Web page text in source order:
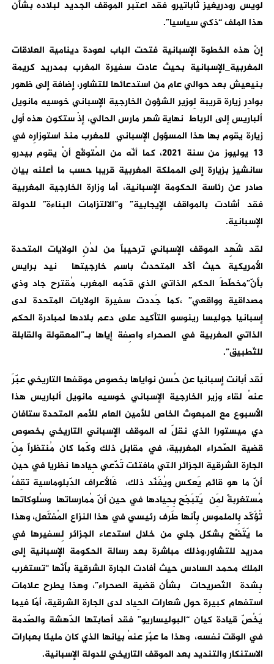
لويس رودريغيز ثاباتيرو فقد اعتَبر الموقف الجديد لبلاده بشأن
هذا الملف “ذكي سياسيا”.
إنّ هذه الخطوة الإسبانية فتحت الباب لعودة دينامية العلاقات
المغربية_الإسبانية بحيث عادت سفيرة المغرب بمدريد كريمة
بنيعيش بعد حوالي عام من استدعائها للتشاور، إضافة إلى ظهور
بوادِر زيارة قريبة لِوزير الشؤون الخارجية الإسباني خوسيه مانويل
ألباريس إلى الرباط نهاية شهر مارس الحالي، إذْ ستكون هذه أول
زيارة يقوم بها هذا المسؤول الإسباني للمغرب منذ استوزارِه في
13 يوليوز من سنة 2021، كما أنّه من المُتوقّع أنْ يقوم بيدرو
سانشيز بزيارة إلى المملكة المغربية قريبا حسب ما أعلنه بيان
صادر عن رئاسة الحكومة الإسبانية، أما وزارة الخارجية المغربية
فقد أشادت بالمواقف الإيجابية” و”الالتزامات البناءة” للدولة
الإسبانية.
لقد شَهِد الموقف الإسباني ترحيباً من لدُنِ الولايات المتحدة
الأمريكية حيث أكّد المتحدث باسم خارجيتها نيد برايس
بأنّ”مخطّطَ الحكم الذاتي الذي قدّمه المغرب مُقترح جاد وذي
مصداقية وواقعي” ،كما جَددت سفيرة الولايات المتحدة لدى
إسبانيا جوليسا رينوسو التأكيد على دعم بلادها لمبادرة الحكم
الذاتي المغربية في الصحراء واصِفة إياها بـ”المعقولة والقابلة
للتّطبيق”.
لَقد أبانت إسبانيا عن حُسن نواياها بخصوص موقفها التاريخي عبّرَ
عنهُ لقاء وزير الخارجية الإسباني خوسيه مانويل ألباريس هذا
الأسبوع مع المبعوث الخاص للأمين العام للأمم المتحدة ستافان
دي ميستورا الذي نقلَ له الموقف الإسباني التاريخي بخصوص
قضية الصّحراء المغربية، في مقابل ذلك وكَما كان مُنتظراً مِنَ
الجارة الشرقية الجزائر التي مافتئت تَدّعي حِيادها نظريا في حين
أنّ ما هو قائم يَعكس ويُفَنّد ذلك، فَالأعراف الدّبلوماسية تقِفُ
مُستغربةً لِمَن يَتبَجّح بِحِيادها في حين أنّ مُمارساتها وسُلوكاتها
تُؤَكّد بِالملموس بِأنها طَرف رئيسي في هذا النزاع المُفتَعل، وهذا
ما يَتَضّح بشكل جلي من خلال استدعاء الجزائر لِسفيرها في
مدريد للتشاور،وذلك مباشرة بعد رسالة الحكومة الإسبانية إلى
الملك محمد السادس حيث أفادت الجارة الشرقية بأنّها “تستغرب
بِشدة التّصريحات بشأن قضية الصحراء”، وهذا يطرح علامات
استفهام كبيرة حول شعارات الحِياد لدى الجارة الشرقية، أمّا فيما
يَخُصّ قيادة كيان “البوليساريو” فقد أصابتها الدّهشة والصّدمة
في الوقت نفسه، وهذا ما عبّر عنهُ بيانها الذي كان مليئا بعبارات
الاستنكار والتنديد بعد الموقف التاريخي للدولة الإسبانية.